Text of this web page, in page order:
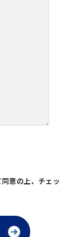
意の上、チェッ